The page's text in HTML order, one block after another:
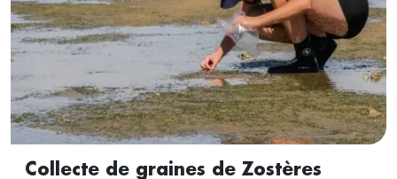
Collecte de graines de Zostères